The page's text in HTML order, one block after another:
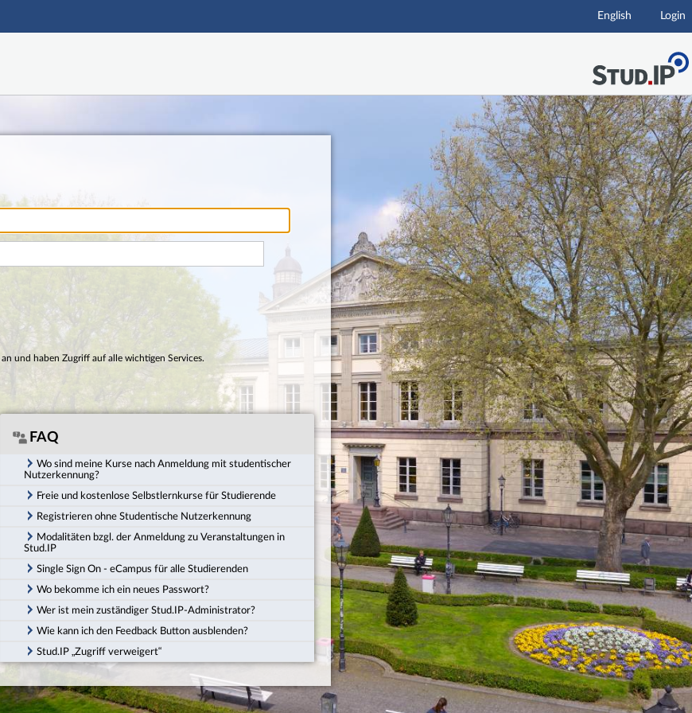
Hauptnavigation
English Login
an und haben Zugriff auf alle wichtigen Services.
FAQ
Wo sind meine Kurse nach Anmeldung mit studentischer
Nutzerkennung?
Freie und kostenlose Selbstlernkurse für Studierende
Registrieren ohne Studentische Nutzerkennung
Modalitäten bzgl. der Anmeldung zu Veranstaltungen in
Stud.IP
Single Sign On - eCampus für alle Studierenden
Wo bekomme ich ein neues Passwort?
Wer ist mein zuständiger Stud.IP-Administrator?
Wie kann ich den Feedback Button ausblenden?
Stud.IP „Zugriff verweigert“